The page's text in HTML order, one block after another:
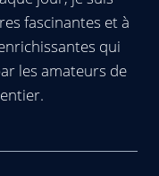
fascinantes et à
qui
les amateurs de